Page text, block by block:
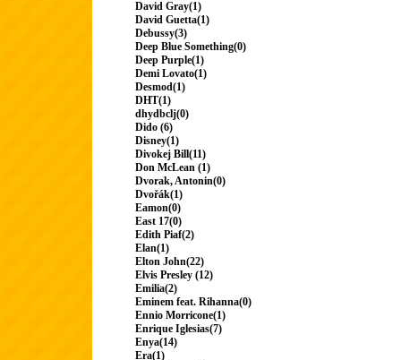
David Gray(1)
David Guetta(1)
Debussy(3)
Deep Blue Something(0)
Deep Purple(1)
Demi Lovato(1)
Desmod(1)
DHT(1)
dhydbclj(0)
Dido (6)
Disney(1)
Divokej Bill(11)
Don McLean (1)
Dvorak, Antonin(0)
Dvořák(1)
Eamon(0)
East 17(0)
Edith Piaf(2)
Elan(1)
Elton John(22)
Elvis Presley (12)
Emilia(2)
Eminem feat. Rihanna(0)
Ennio Morricone(1)
Enrique Iglesias(7)
Enya(14)
Era(1)